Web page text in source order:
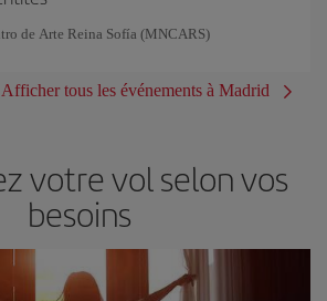
de Arte Reina Sofía (MNCARS)
Afficher tous les événements à Madrid
votre vol selon vos
besoins